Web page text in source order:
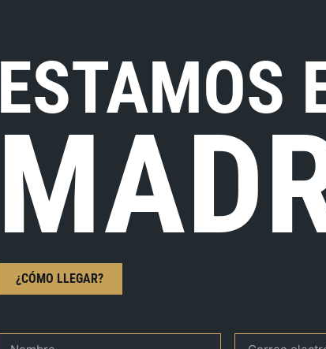
ESTAMOS
¿CÓMO LLEGAR?